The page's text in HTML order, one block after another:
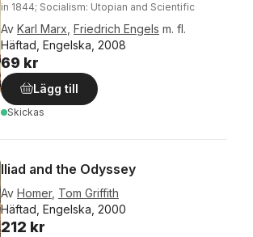
in 1844; Socialism: Utopian and Scientific
Av Karl Marx Friedrich Engels m. fl.
Häftad, Engelska, 2008
69 kr
Lägg till
Skickas
Iliad and the Odyssey
Av Homer, Tom Griffith
Häftad, Engelska, 2000
212 kr